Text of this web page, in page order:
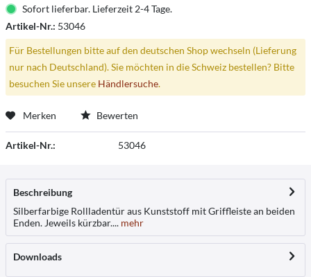
Sofort lieferbar. Lieferzeit 2-4 Tage.
Artikel-Nr.: 53046
Für Bestellungen bitte auf den deutschen Shop wechseln (Lieferung
nur nach Deutschland). Sie möchten in die Schweiz bestellen? Bitte
besuchen Sie unsere Händlersuche.
Merken Bewerten
Artikel-Nr.: 53046
Beschreibung
Silberfarbige Rollladentür aus Kunststoff mit Griffleiste an beiden
Enden. Jeweils kürzbar.... mehr
Downloads